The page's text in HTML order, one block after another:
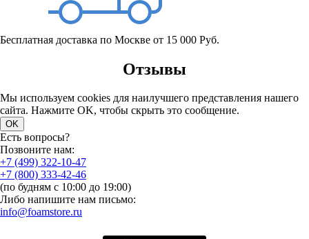
Бесплатная доставка по Москве от 15 000 Руб.
Отзывы
Мы используем cookies для наилучшего представления нашего
сайта. Нажмите OK, чтобы скрыть это сообщение.
OK
Есть вопросы?
Позвоните нам:
+7 (499) 322-10-47
+7 (800) 333-42-46
(по будням с 10:00 до 19:00)
Либо напишите нам письмо:
info@foamstore.ru